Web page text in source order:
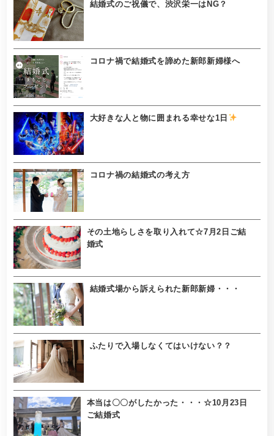
結婚式のご祝儀で、渋沢栄一はNG？
コロナ禍で結婚式を諦めた新郎新婦様へ
大好きな人と物に囲まれる幸せな1日
コロナ禍の結婚式の考え方
その土地らしさを取り入れて☆7月2日ご結
婚式
結婚式場から訴えられた新郎新婦・・・
ふたりで入場しなくてはいけない？？
本当は〇〇がしたかった・・・☆10月23日
ご結婚式